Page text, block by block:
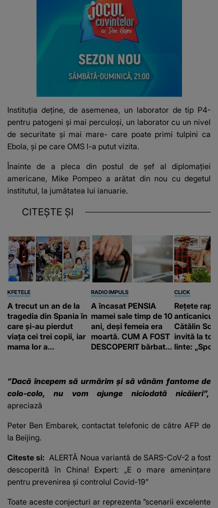
Instituţia deţine, de asemenea, un laborator de tip P4-
pentru patogeni şi mai perculoşi, un laborator cu un nivel
de securitate şi mai mare- care poate primi tulpini ca
Ebola, şi pe care OMS l-a putut vizita.
Înainte de a pleca din postul de şef al diplomaţiei
americane, Mike Pompeo a arătat din nou cu degetul
institutul, la jumătatea lui ianuarie.
CITEȘTE ȘI
KFETELE
A trecut un an de la
tragedia din Spania în
care și-au pierdut
viața cei trei copii, iar
mama lor a…
RADIO IMPULS
A încasat PENSIA
mamei sale timp de 10
ani, deși femeia era
moartă. CUM A FOST
DESCOPERIT bărbatul
banii obținuți? SUMA
E COLOSALĂ
CLICK
Rețete
Cătălin
invită la
linte: „Spor
”Dacă începem să urmărim şi să vânăm fantome de
colo-colo, nu vom ajunge niciodată nicăieri”,
apreciază
Peter Ben Embarek, contactat telefonic de către AFP de
la Beijing.
Citeste si:ALERTĂ Noua variantă de SARS-CoV-2 a fost
descoperită în China! Expert: „E o mare ameninţare
pentru prevenirea şi controlul Covid-19”
Toate aceste conjecturi ar reprezenta ”scenarii excelente